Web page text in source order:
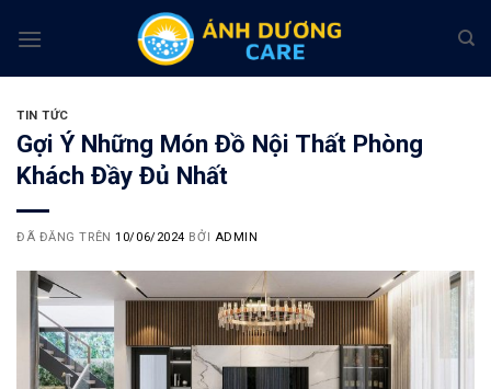
đến
TIN TỨC
Gợi Ý Những Món Đồ Nội Thất Phòng
Khách Đầy Đủ Nhất
ĐÃ ĐĂNG TRÊN10/06/2024 BỞI ADMIN